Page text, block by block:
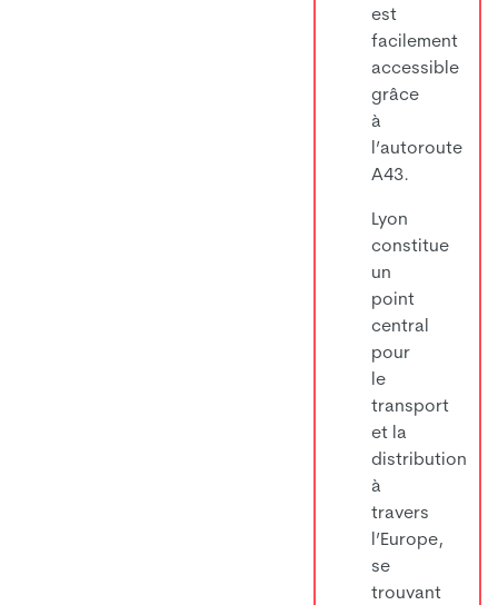
est
facilement
accessible
grâce
à
l’autoroute
A43.
Lyon
constitue
un
point
central
pour
le
transport
et la
distribution
à
travers
l’Europe,
se
trouvant